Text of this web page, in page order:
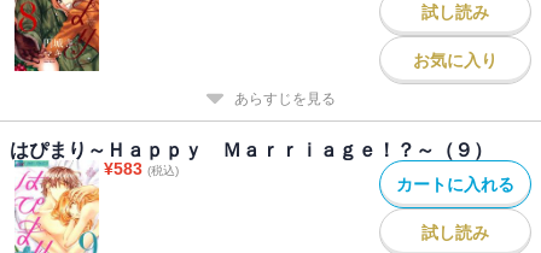
試し読み
お気に入り
あらすじを見る
はぴまり～Ｈａｐｐｙ Ｍａｒｒｉａｇｅ！？～（９）
¥583 (税込)
カートに入れる
試し読み